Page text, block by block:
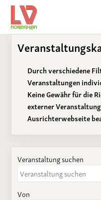
Durch verschiedene
Veranstaltungen
Keine Gewähr für die
externer
Ausrichterwebseite
Veranstaltung suchen
Von